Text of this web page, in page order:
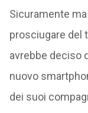
Sicuramente
prosciugare del
avrebbe deciso
nuovo
dei suoi